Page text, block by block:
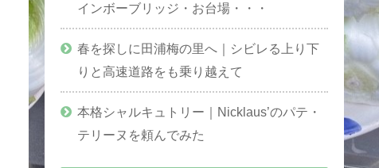
インボーブリッジ・お台場・・・
春を探しに田浦梅の里へ｜シビレる上り下
りと高速道路をも乗り越えて
本格シャルキュトリー｜Nicklaus’のパテ・
テリーヌを頼んでみた